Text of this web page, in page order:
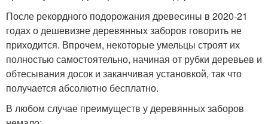
После рекордного подорожания древесины в 2020-21
годах о дешевизне деревянных заборов говорить не
приходится. Впрочем, некоторые умельцы строят их
полностью самостоятельно, начиная от рубки деревьев и
обтесывания досок и заканчивая установкой, так что
получается абсолютно бесплатно.
В любом случае преимуществ у деревянных заборов